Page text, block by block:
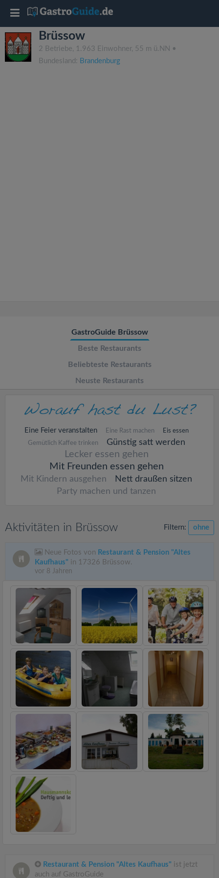
Brüssow
2 Betriebe, 1.963 Einwohner, 55 m ü.NN •
Bundesland: Brandenburg
GastroGuide Brüssow
Beste Restaurants
Beliebteste Restaurants
Neuste Restaurants
Eine Feier veranstalten Eine Rast machen
Eis essen
Gemütlich Kaffee trinken
Günstig satt werden
Lecker essen gehen
Mit Freunden essen gehen
Mit Kindern ausgehen
Nett draußen sitzen
Party machen und tanzen
Aktivitäten in Brüssow Filtern: ohne
Neue Fotos von Restaurant & Pension "Altes
Kaufhaus" in 17326 Brüssow.
vor 8 Jahren
Restaurant & Pension "Altes Kaufhaus" ist jetzt
auch auf GastroGuide
T
o
g